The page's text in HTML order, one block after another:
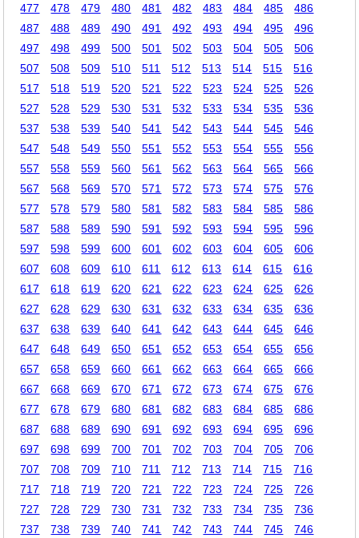
477
478 479 480 481 482 483 484 485
486
487
488 489 490 491 492 493 494 495
496
497
498 499 500 501 502 503 504 505
506
507
508 509 510 511 512 513 514 515
516
517
518 519 520 521 522 523 524 525
526
527
528 529 530 531 532 533 534 535
536
537
538 539 540 541 542 543 544 545
546
547
548 549 550 551 552 553 554 555
556
557
558 559 560 561 562 563 564 565
566
567
568 569 570 571 572 573 574 575
576
577
578 579 580 581 582 583 584 585
586
587
588 589 590 591 592 593 594 595
596
597
598 599 600 601 602 603 604 605
606
607
608 609 610 611 612 613 614 615
616
617
618 619 620 621 622 623 624 625
626
627
628 629 630 631 632 633 634 635
636
637
638 639 640 641 642 643 644 645
646
647
648 649 650 651 652 653 654 655
656
657
658 659 660 661 662 663 664 665
666
667
668 669 670 671 672 673 674 675
676
677
678 679 680 681 682 683 684 685
686
687
688 689 690 691 692 693 694 695
696
697
698 699 700 701 702 703 704 705
706
707
708 709 710 711 712 713 714 715
716
717
718 719 720 721 722 723 724 725
726
727
728 729 730 731 732 733 734 735
736
737
738 739 740 741 742 743 744 745
746